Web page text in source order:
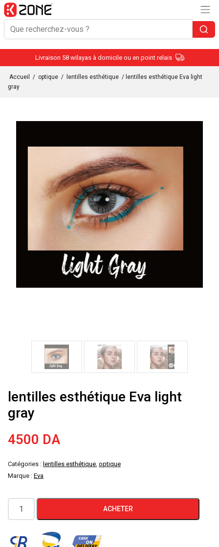
Livraison 58 wilayas à domicile ou en point relais
Accueil / optique / lentilles esthétique / lentilles esthétique Eva light
gray
lentilles esthétique Eva light
gray
4500 DA
Catégories : lentilles esthétique, optique
Marque : Eva
quantité
de
esthétique
ACHETER